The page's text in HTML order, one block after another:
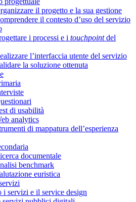
il progetto e la sua gestione
il contesto d’uso del servizio
i processi e i touchpointdel
l’interfaccia utente del servizio
la soluzione ottenuta
di usabilità
analytics
di mappatura dell’esperienza
documentale
benchmark
euristica
i servizi e il service design